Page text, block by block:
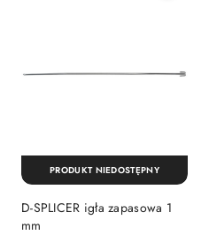
D-SPLICER igła zapasowa 1
mm
PRODUKT NIEDOSTĘPNY